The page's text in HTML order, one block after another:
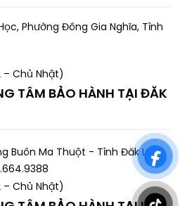
Phường Đông Gia Nghĩa, Tỉnh
– Chủ Nhật)
TÂM BẢO HÀNH TẠI ĐĂK
Buôn Ma Thuột - Tỉnh Đăk Lăk.
– Chủ Nhật)